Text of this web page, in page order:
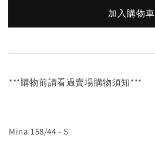
加入購物車
***購物前請看過賣場購物須知***
Mina 158/44 - S